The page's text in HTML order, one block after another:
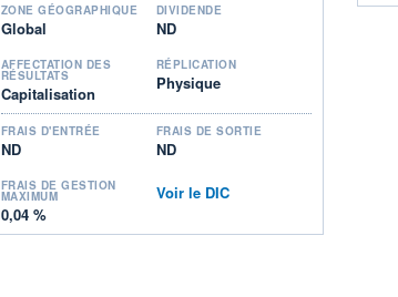
ZONE GÉOGRAPHIQUE
Global
DIVIDENDE
ND
AFFECTATION DES
RÉSULTATS
Capitalisation
RÉPLICATION
Physique
FRAIS D'ENTRÉE
ND
FRAIS DE SORTIE
ND
FRAIS DE GESTION
MAXIMUM
0,04 %
Voir le DIC